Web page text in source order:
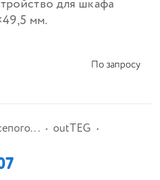
для шкафа
мм.
По запросу
outTEG